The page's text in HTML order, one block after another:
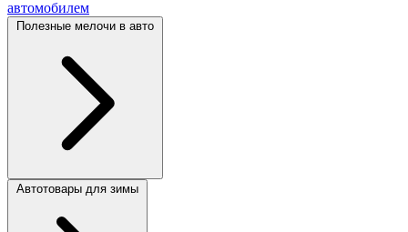
автомобилем
Полезные мелочи в авто
Автотовары для зимы